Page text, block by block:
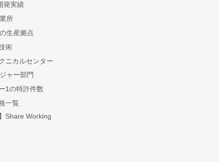
発実績
所
生産拠点
術
ニカルセンター
ャー部門
1の特許件数
一覧
Share Working